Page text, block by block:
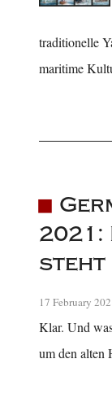
traditionelle
maritime
steht
17 February
Klar. Und
um den alten